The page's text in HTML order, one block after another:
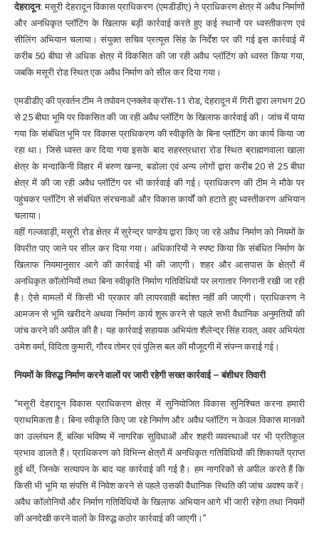
देहरादून: मसूरी देहरादून विकास प्राधिकरण (एमडीडीए) ने प्राधिकरण क्षेत्र में अवैध निर्माणों
और अनधिकृत प्लॉटिंग के खिलाफ बड़ी कार्रवाई करते हुए कई स्थानों पर ध्वस्तीकरण एवं
सीलिंग अभियान चलाया। संयुक्त सचिव प्रत्यूस सिंह के निर्देश पर की गई इस कार्रवाई में
करीब 50 बीघा से अधिक क्षेत्र में विकसित की जा रही अवैध प्लॉटिंग को ध्वस्त किया गया,
जबकि मसूरी रोड स्थित एक अवैध निर्माण को सील कर दिया गया।
एमडीडीए की प्रवर्तन टीम ने तपोवन एनक्लेव क्रॉस-11 रोड, देहरादून में गिरी द्वारा लगभग 20
से 25 बीघा भूमि पर विकसित की जा रही अवैध प्लॉटिंग के खिलाफ कार्रवाई की। जांच में पाया
गया कि संबंधित भूमि पर विकास प्राधिकरण की स्वीकृति के बिना प्लॉटिंग का कार्य किया जा
रहा था। जिसे ध्वस्त कर दिया गया इसके बाद सहस्त्रधारा रोड स्थित ब्राह्मणवाला खाला
क्षेत्र के मन्दाकिनी विहार में बरुण खन्ना, बडोला एवं अन्य लोगों द्वारा करीब 20 से 25 बीघा
क्षेत्र में की जा रही अवैध प्लॉटिंग पर भी कार्रवाई की गई। प्राधिकरण की टीम ने मौके पर
पहुंचकर प्लॉटिंग से संबंधित संरचनाओं और विकास कार्यों को हटाते हुए ध्वस्तीकरण अभियान
चलाया।
वहीं गल्जवाड़ी, मसूरी रोड क्षेत्र में सुरेन्द्र पाण्डेय द्वारा किए जा रहे अवैध निर्माण को नियमों के
विपरीत पाए जाने पर सील कर दिया गया। अधिकारियों ने स्पष्ट किया कि संबंधित निर्माण के
खिलाफ नियमानुसार आगे की कार्रवाई भी की जाएगी। शहर और आसपास के क्षेत्रों में
अनधिकृत कॉलोनियों तथा बिना स्वीकृति निर्माण गतिविधियों पर लगातार निगरानी रखी जा रही
है। ऐसे मामलों में किसी भी प्रकार की लापरवाही बर्दाश्त नहीं की जाएगी। प्राधिकरण ने
आमजन से भूमि खरीदने अथवा निर्माण कार्य शुरू करने से पहले सभी वैधानिक अनुमतियों की
जांच करने की अपील की है। यह कार्रवाई सहायक अभियंता शैलेन्द्र सिंह रावत, अवर अभियंता
उमेश वर्मा, विदिता कुमारी, गौरव तोमर एवं पुलिस बल की मौजूदगी में संपन्न कराई गई।
नियमों के विरुद्ध निर्माण करने वालों पर जारी रहेगी सख्त कार्रवाई – बंशीधर तिवारी
“मसूरी देहरादून विकास प्राधिकरण क्षेत्र में सुनियोजित विकास सुनिश्चित करना हमारी
प्राथमिकता है। बिना स्वीकृति किए जा रहे निर्माण और अवैध प्लॉटिंग न केवल विकास मानकों
का उल्लंघन हैं, बल्कि भविष्य में नागरिक सुविधाओं और शहरी व्यवस्थाओं पर भी प्रतिकूल
प्रभाव डालते हैं। प्राधिकरण को विभिन्न क्षेत्रों में अनधिकृत गतिविधियों की शिकायतें प्राप्त
हुई थीं, जिनके सत्यापन के बाद यह कार्रवाई की गई है। हम नागरिकों से अपील करते हैं कि
किसी भी भूमि या संपत्ति में निवेश करने से पहले उसकी वैधानिक स्थिति की जांच अवश्य करें।
अवैध कॉलोनियों और निर्माण गतिविधियों के खिलाफ अभियान आगे भी जारी रहेगा तथा नियमों
की अनदेखी करने वालों के विरुद्ध कठोर कार्रवाई की जाएगी।”